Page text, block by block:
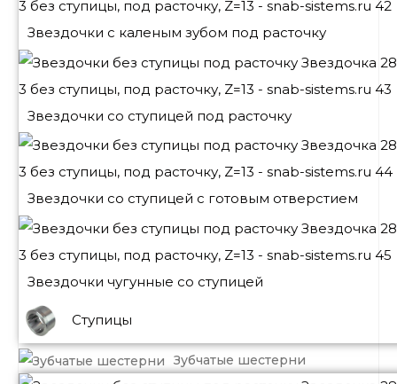
Звездочки с каленым зубом под расточку
Звездочки со ступицей под расточку
Звездочки со ступицей с готовым отверстием
Звездочки чугунные со ступицей
Ступицы
Зубчатые шестерни